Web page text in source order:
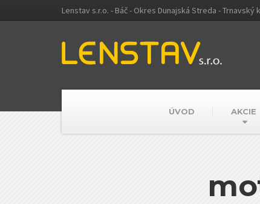
Lenstav s.r.o. - Báč - Okres Dunajská Streda - Trnavský
ÚVOD AKCIE